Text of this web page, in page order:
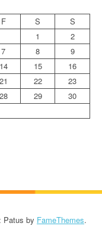
F S
S
1
2
7 8
9
14 15
16
21 22
23
28 29
30
Patus by FameThemes.